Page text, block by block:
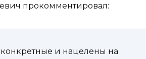
прокомментировал:
и нацелены на